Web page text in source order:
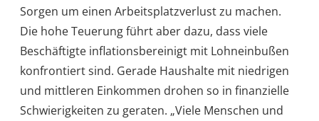
Sorgen um einen Arbeitsplatzverlust zu machen.
Die hohe Teuerung führt aber dazu, dass viele
Beschäftigte inflationsbereinigt mit Lohneinbußen
konfrontiert sind. Gerade Haushalte mit niedrigen
und mittleren Einkommen drohen so in finanzielle
Schwierigkeiten zu geraten. „Viele Menschen und